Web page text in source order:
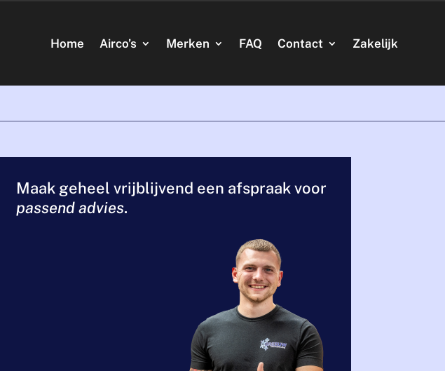
Home Airco’s Merken FAQ Contact Zakelijk
Maak geheel vrijblijvend een afspraak voor
passend advies.